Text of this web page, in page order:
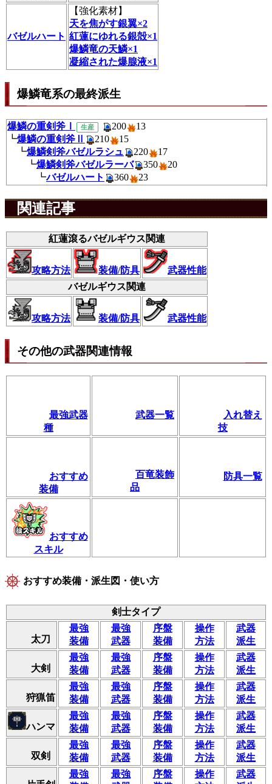
バゼルハート
【強化素材】
天を焦がす銀翼×2
紅蓮にゆれる銀殻×1
爆鱗竜の天鱗×1
凝縮された爆腺液×1
爆鱗竜系の最終派生
爆鱗の重剣斧Ⅰ 生産 200
┗爆鱗の重剣斧Ⅱ 210
15
┗爆鱗剣斧バゼルラシュ 220
┗爆鱗剣斧バゼルラーバ 350
┗バゼルハート 360 23
関連記事
紅蓮滾るバゼルギウス関連
攻略方法 装備/防具
武器性能
バゼルギウス関連
攻略方法 装備/防具 武器性能
その他の武器関連情報
最強武器
種
武器一覧
入れ替え
技
おすすめ
装備
百竜装飾
品
防具一覧
おすすめ
スキル
おすすめ装備・派生図・使い方
剣士タイプ
太刀
最強
装備
最強
武器
序盤
装備
操作
方法
武器
派生
大剣
最強
装備
最強
武器
序盤
装備
操作
方法
武器
派生
狩猟笛
最強
装備
最強
武器
序盤
装備
操作
方法
武器
派生
ハンマ
最強
装備
最強
武器
序盤
装備
操作
方法
武器
派生
双剣
最強
装備
最強
武器
序盤
装備
操作
方法
武器
派生
最強
最強
序盤
操作
武器